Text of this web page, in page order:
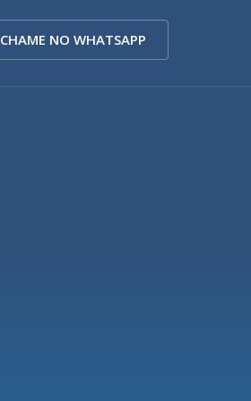
CHAME NO WHATSAPP